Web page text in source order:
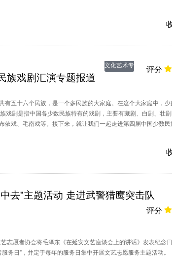
欢乐，以艺术的形式送去了党和政府的温暖和慰问；把文化的种
族戏剧汇演专题报道
文化艺术专
评分
有五十六个民族，是一个多民族的大家庭。在这个大家庭中，少
戏剧是指中国各少数民族特有的戏剧，主要有藏剧、白剧、壮剧
依戏、毛南戏等。接下来，就让我们一起走进第四届中国少数民
去”主题活动 走进武警猎鹰突击队
评分
志愿者协会将毛泽东《在延安文艺座谈会上的讲话》发表纪念
务日”，并定于每年的服务日集中开展文艺志愿服务主题活动。